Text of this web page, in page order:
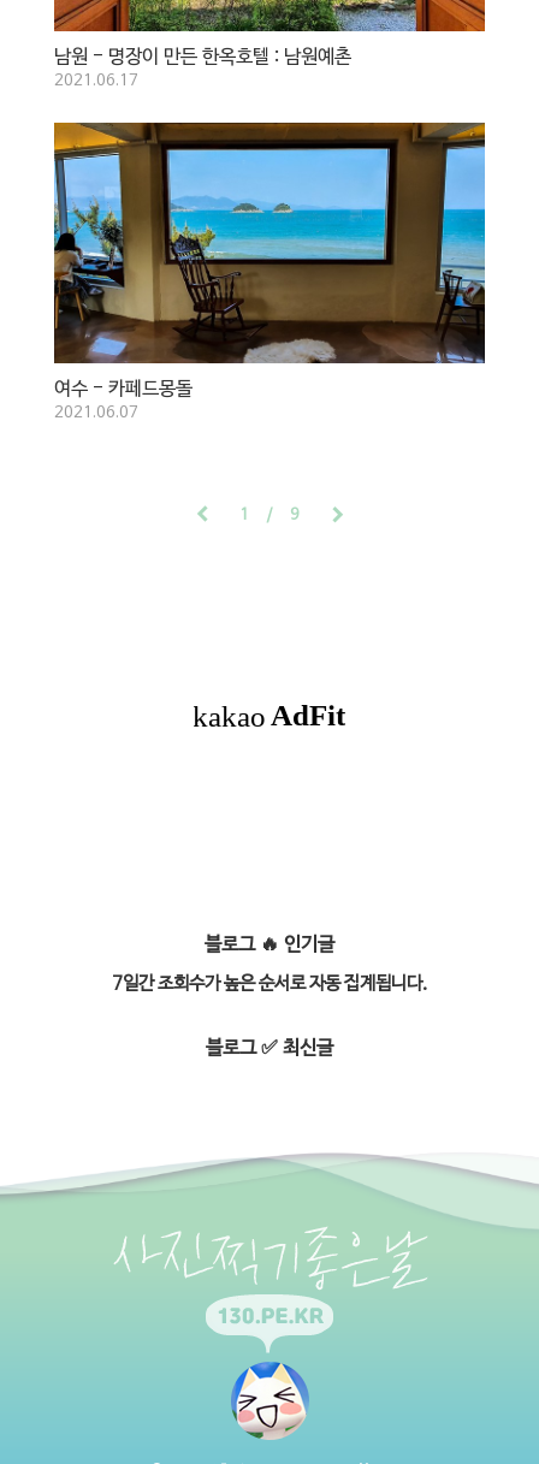
남원 - 명장이 만든 한옥호텔 : 남원예촌
2021.06.17
여수 - 카페드몽돌
2021.06.07
1 9
블로그 🔥 인기글
7일간 조회수가 높은 순서로 자동 집계됩니다.
블로그 ✅ 최신글